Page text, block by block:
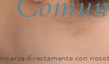
directamente con